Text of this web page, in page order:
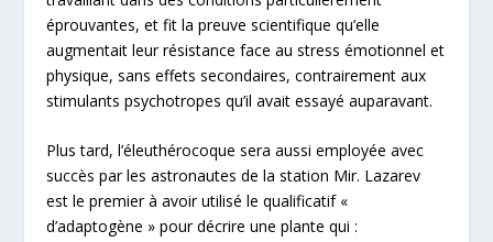
éprouvantes, et fit la preuve scientifique qu’elle
augmentait leur résistance face au stress émotionnel et
physique, sans effets secondaires, contrairement aux
stimulants psychotropes qu’il avait essayé auparavant.
Plus tard, l’éleuthérocoque sera aussi employée avec
succès par les astronautes de la station Mir. Lazarev
est le premier à avoir utilisé le qualificatif «
d’adaptogène » pour décrire une plante qui :